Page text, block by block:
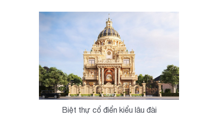
Biệt thự cổ điển kiểu lâu đài